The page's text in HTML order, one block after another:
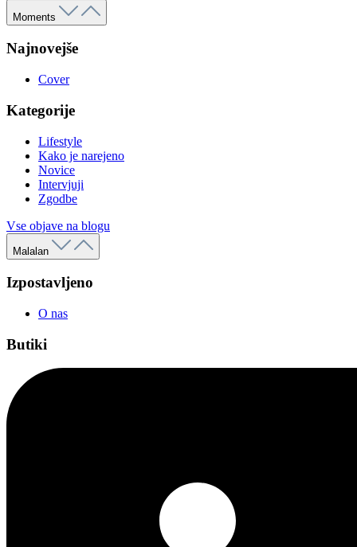
Moments
Najnovejše
Cover
Kategorije
Lifestyle
Kako je narejeno
Novice
Intervjuji
Zgodbe
Vse objave na blogu
Malalan
Izpostavljeno
O nas
Butiki